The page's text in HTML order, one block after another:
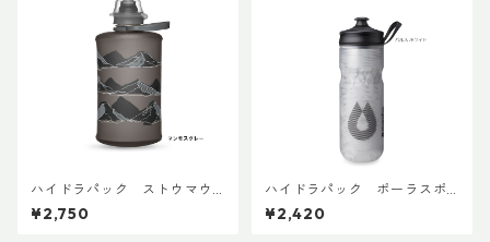
ハイドラパック ストウマウ
ンテン 350ml
¥2,750
ハイドラパック ポーラスポ
ーツ 600ml
¥2,420